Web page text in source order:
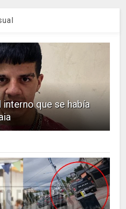
interno que se había